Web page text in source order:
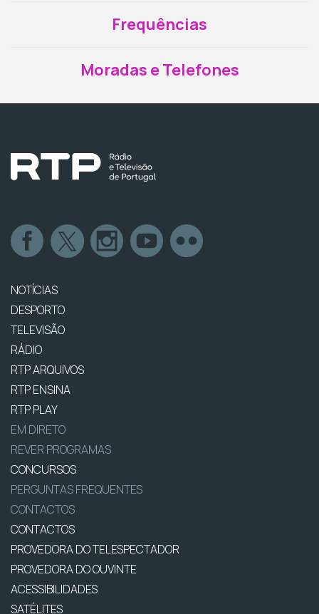
Frequências
Moradas e Telefones
NOTÍCIAS
DESPORTO
TELEVISÃO
RÁDIO
RTP ARQUIVOS
RTP ENSINA
RTP PLAY
EM DIRETO
REVER PROGRAMAS
CONCURSOS
PERGUNTAS FREQUENTES
CONTACTOS
CONTACTOS
PROVEDORA DO TELESPECTADOR
PROVEDORA DO OUVINTE
ACESSIBILIDADES
SATÉLITES